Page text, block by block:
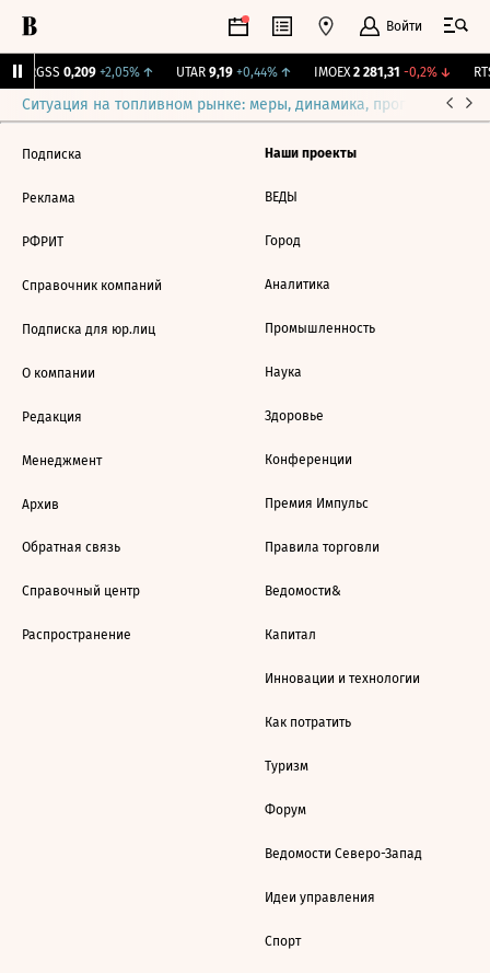
Войти
RGSS 0,209 +2,05%↑ UTAR 9,19 +0,44%↑ IMOEX 2 281,31 -0,2%↓
Ситуация на топливном рынке: меры, динамика, прогнозы
Подписка
Реклама
РФРИТ
Справочник компаний
Подписка для юр.лиц
О компании
Редакция
Менеджмент
Архив
Обратная связь
Справочный центр
Распространение
Наши проекты
ВЕДЫ
Город
Аналитика
Промышленность
Наука
Здоровье
Конференции
Премия Импульс
Правила торговли
Ведомости&
Капитал
Инновации и технологии
Как потратить
Туризм
Форум
Ведомости Северо-Запад
Идеи управления
Спорт